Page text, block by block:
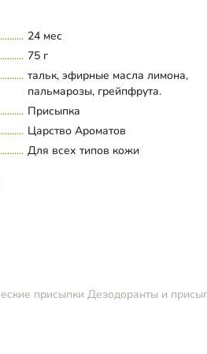
24 мес
75 г
тальк, эфирные масла лимона,
пальмарозы, грейпфрута.
Присыпка
Царство Ароматов
Для всех типов кожи
присыпки Дезодоранты и